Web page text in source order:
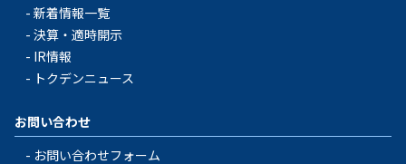
新着情報一覧
決算・適時開示
IR情報
トクデンニュース
お問い合わせ
お問い合わせフォーム